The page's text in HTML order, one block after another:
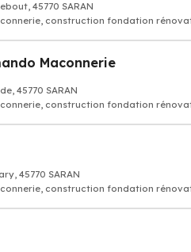
45770 SARAN
construction fondation
Maconnerie
45770 SARAN
construction fondation
45770 SARAN
construction fondation